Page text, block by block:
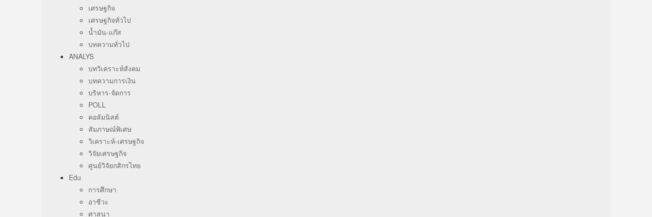
เศรษฐกิจ
เศรษฐกิจทั่วไป
น้ำมัน-แก๊ส
บทความทั่วไป
ANALYS
บทวิเคราะห์สังคม
บทความการเงิน
บริหาร-จัดการ
POLL
คอลัมนิสต์
สัมภาษณ์พิเศษ
วิเคราะห์-เศรษฐกิจ
วิจัยเศรษฐกิจ
ศูนย์วิจัยกสิกรไทย
Edu
การศึกษา
อาชีวะ
ศาสนา